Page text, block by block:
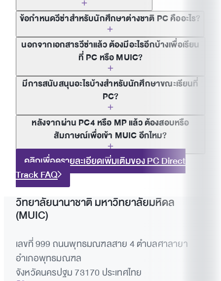
ข้อกำหนดวีซ่าสำหรับนักศึกษาต่างชาติ PC คืออะไร?
นอกจากเอกสารวีซ่าแล้ว ต้องมีอะไรอีกบ้างเพื่อเรียน
ที่ PC หรือ MUIC?
มีการสนับสนุนอะไรบ้างสำหรับนักศึกษาขณะเรียนที่
PC?
หลังจากผ่าน PC4 หรือ MP แล้ว ต้องสอบหรือ
สัมภาษณ์เพื่อเข้า MUIC อีกไหม?
คลิกเพื่อดูรายละเอียดเพิ่มเติมของ PC Direct
Track FAQ
วิทยาลัยนานาชาติ มหาวิทยาลัยมหิดล
(MUIC)
เลขที่ 999 ถนนพุทธมณฑลสาย 4 ตำบลศาลายา
อำเภอพุทธมณฑล
จังหวัดนครปฐม 73170 ประเทศไทย